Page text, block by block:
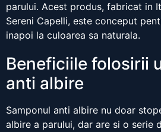
parului. Acest produs, fabricat in
Sereni Capelli, este conceput
inapoi la culoarea sa naturala.
Beneficiile folosirii
anti albire
Samponul anti albire nu doar
albire a parului, dar are si o serie